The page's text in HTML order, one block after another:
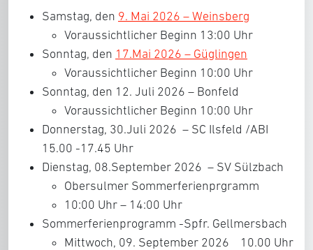
Samstag, den 9. Mai 2026 – Weinsberg
Voraussichtlicher Beginn 13:00 Uhr
Sonntag, den 17.Mai 2026 – Güglingen
Voraussichtlicher Beginn 10:00 Uhr
Sonntag, den 12. Juli 2026 – Bonfeld
Voraussichtlicher Beginn 10:00 Uhr
Donnerstag, 30.Juli 2026 – SC Ilsfeld /ABI
15.00 -17.45 Uhr
Dienstag, 08.September 2026 – SV Sülzbach
Obersulmer Sommerferienprgramm
10:00 Uhr – 14:00 Uhr
Sommerferienprogramm -Spfr. Gellmersbach
Mittwoch, 09. September 2026 10.00 Uhr